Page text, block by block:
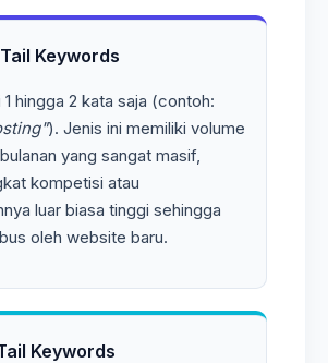
Keywords
1 hingga 2 kata saja (contoh:
). Jenis ini memiliki volume
yang sangat masif,
kompetisi atau
luar biasa tinggi sehingga
oleh website baru.
Keywords